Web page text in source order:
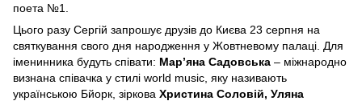
поета №1.
Цього разу Сергій запрошує друзів до Києва 23 серпня на
святкування свого дня народження у Жовтневому палаці. Для
іменинника будуть співати: Мар’яна Садовська – міжнародно
визнана співачка у стилі world music, яку називають
українською Бйорк, зіркова Христина Соловій, Уляна